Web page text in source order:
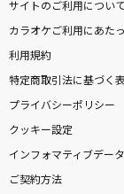
サイトのご利用について
カラオケご利用にあた
利用規約
特定商取引法に基づく
プライバシーポリシー
クッキー設定
インフォマティブデー
ご契約方法